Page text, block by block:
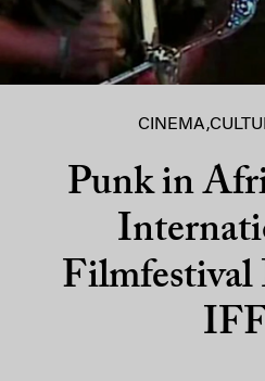
CINEMA,
Punk in
Filmfestival